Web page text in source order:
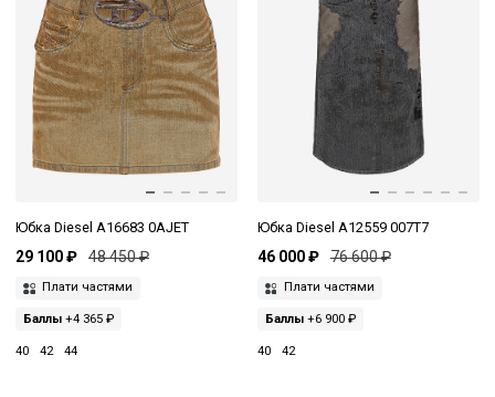
Юбка Diesel A16683 0AJET
29 100 ₽ 48 450 ₽
Плати частями
Баллы +4 365 ₽
40 42 44
Юбка Diesel A12559 007T7
46 000 ₽ 76 600 ₽
Плати частями
Баллы+6 900 ₽
40 42